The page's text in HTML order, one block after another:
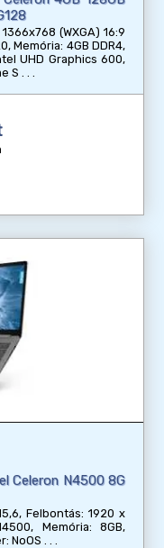
(WXGA) 16:9
Memória: 4GB DDR4,
UHD Graphics 600,
S
Celeron N4500 8G
Felbontás: 1920 x
Memória: 8GB,
NoOS